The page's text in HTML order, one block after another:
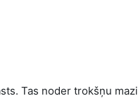
Tas noder trokšņu